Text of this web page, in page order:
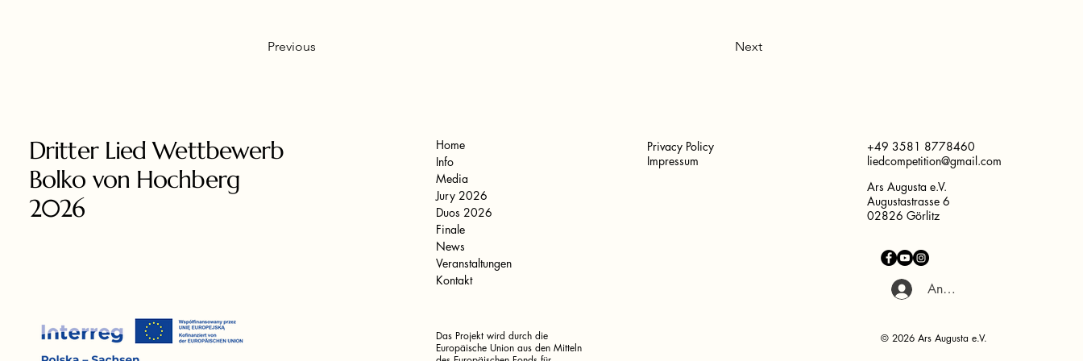
Previous Next
Dritter Lied Wettbewerb
Bolko von Hochberg
2026
Home
Info
Media
Jury 2026
Duos 2026
Finale
News
Veranstaltungen
Kontakt
Das Projekt wird durch die
Europäische Union aus den Mitteln
Privacy Policy
Impressum
+49 3581 8778460
liedcompetition@gmail.com
Ars Augusta e.V.
Augustastrasse 6
02826 Görlitz
Anmelden
© 2026 Ars Augusta e.V.